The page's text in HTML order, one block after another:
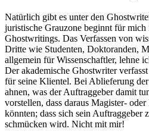
Natürlich gibt es unter den
juristische Grauzone beginnt für
Ghostwritings. Das Verfassen von
Dritte wie Studenten, Doktoranden,
allgemein für Wissenschaftler, lehne
Der akademische Ghostwriter
für seine Klientel. Bei Ablieferung
ahnen, was der Auftraggeber damit
vorstellen, dass daraus Magister-
könnten; dass sich sein Auftraggeber
schmücken wird. Nicht mit mir!